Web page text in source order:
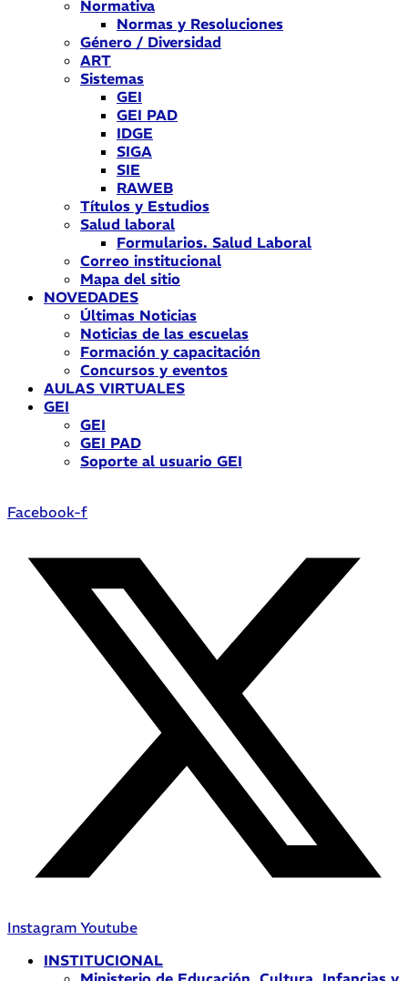
Normativa
Normas y Resoluciones
Género / Diversidad
ART
Sistemas
GEI
GEI PAD
IDGE
SIGA
SIE
RAWEB
Títulos y Estudios
Salud laboral
Formularios. Salud Laboral
Correo institucional
Mapa del sitio
NOVEDADES
Últimas Noticias
Noticias de las escuelas
Formación y capacitación
Concursos y eventos
AULAS VIRTUALES
GEI
GEI
GEI PAD
Soporte al usuario GEI
Facebook-f
Instagram Youtube
INSTITUCIONAL